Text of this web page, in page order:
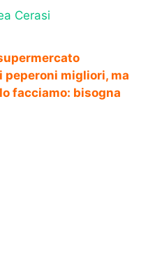
Cerasi
peperoni migliori, ma
facciamo: bisogna